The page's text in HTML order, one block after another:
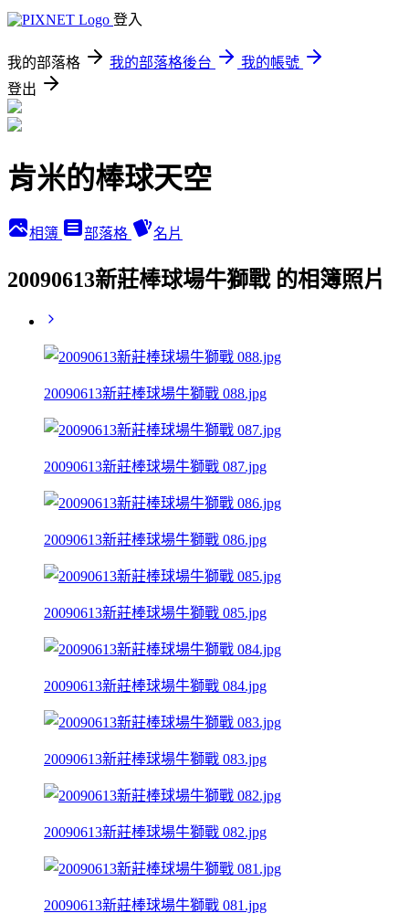
登入
我的部落格 我的部落格後台
我的帳號
登出
肯米的棒球天空
相簿 部落格 名片
20090613新莊棒球場牛獅戰 的相簿照片
20090613新莊棒球場牛獅戰 088.jpg
20090613新莊棒球場牛獅戰 087.jpg
20090613新莊棒球場牛獅戰 086.jpg
20090613新莊棒球場牛獅戰 085.jpg
20090613新莊棒球場牛獅戰 084.jpg
20090613新莊棒球場牛獅戰 083.jpg
20090613新莊棒球場牛獅戰 082.jpg
20090613新莊棒球場牛獅戰 081.jpg